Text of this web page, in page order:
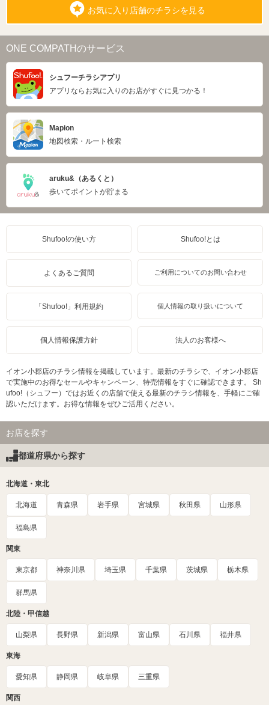
お気に入り店舗のチラシを見る
ONE COMPATHのサービス
シュフーチラシアプリ
アプリならお気に入りのお店がすぐに見つかる！
Mapion
地図検索・ルート検索
aruku&（あるくと）
歩いてポイントが貯まる
Shufoo!の使い方 Shufoo!とは
よくあるご質問 ご利用についてのお問い合わせ
「Shufoo!」利用規約 個人情報の取り扱いについて
個人情報保護方針 法人のお客様へ
イオン小郡店のチラシ情報を掲載しています。最新のチラシで、イオン小郡店
で実施中のお得なセールやキャンペーン、特売情報をすぐに確認できます。 Sh
ufoo!（シュフー）ではお近くの店舗で使える最新のチラシ情報を、手軽にご確
認いただけます。お得な情報をぜひご活用ください。
お店を探す
都道府県から探す
北海道・東北
北海道 青森県 岩手県 宮城県 秋田県 山形県
福島県
関東
東京都 神奈川県 埼玉県 千葉県 茨城県 栃木県
群馬県
北陸・甲信越
山梨県 長野県 新潟県 富山県 石川県 福井県
東海
愛知県 静岡県 岐阜県 三重県
関西